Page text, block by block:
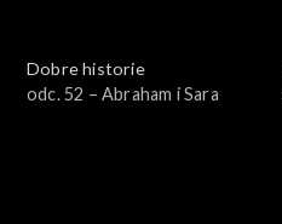
Dobre historie
odc. 52 – Abraham i Sara